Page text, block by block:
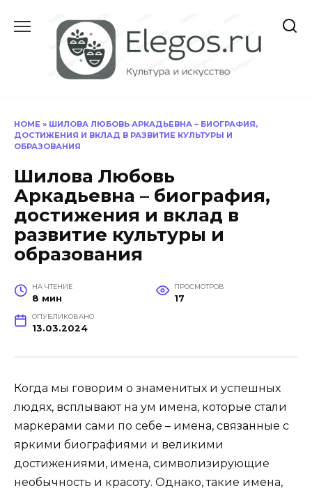
содержанию
HOME » ШИЛОВА ЛЮБОВЬ АРКАДЬЕВНА – БИОГРАФИЯ,
ДОСТИЖЕНИЯ И ВКЛАД В РАЗВИТИЕ КУЛЬТУРЫ И
ОБРАЗОВАНИЯ
Шилова Любовь
Аркадьевна – биография,
достижения и вклад в
развитие культуры и
образования
НА ЧТЕНИЕ
8 мин
ПРОСМОТРОВ
17
ОПУБЛИКОВАНО
13.03.2024
Когда мы говорим о знаменитых и успешных
людях, всплывают на ум имена, которые стали
маркерами сами по себе – имена, связанные с
яркими биографиями и великими
достижениями, имена, символизирующие
необычность и красоту. Однако, такие имена,